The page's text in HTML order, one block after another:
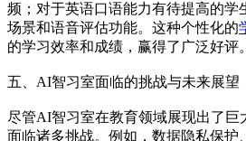
频；对于英语口语能力有待提高的学
场景和语音评估功能。这种个性化的
的学习效率和成绩，赢得了广泛好评。
五、AI智习室面临的挑战与未来展望
尽管AI智习室在教育领域展现出了巨
面临诸多挑战。例如，数据隐私保护